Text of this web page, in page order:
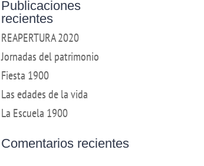
Publicaciones
recientes
REAPERTURA 2020
Jornadas del patrimonio
Fiesta 1900
Las edades de la vida
La Escuela 1900
Comentarios recientes